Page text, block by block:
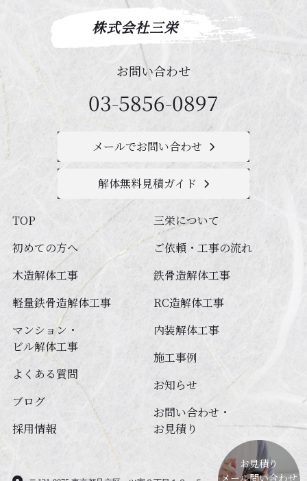
株式会社三栄
お問い合わせ
03-5856-0897
メールでお問い合わせ
解体無料見積ガイド
TOP
初めての方へ
木造解体工事
軽量鉄⾻造解体⼯事
マンション・
ビル解体⼯事
よくある質問
ブログ
採用情報
三栄について
ご依頼・工事の流れ
鉄⾻造解体⼯事
RC造解体⼯事
内装解体⼯事
施工事例
お知らせ
お問い合わせ・
お見積り
お見積り
メール問い合わせ